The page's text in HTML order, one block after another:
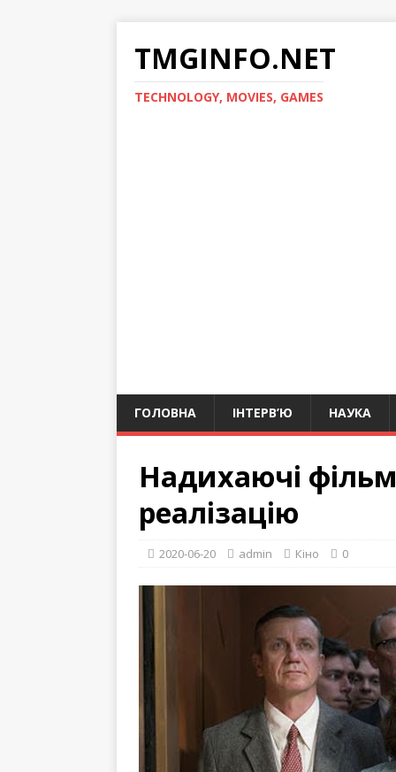
TMGINFO.NET
ТECHNOLOGY, MOVIES, GAMES
ГОЛОВНА ІНТЕРВ’Ю НАУКА
Надихаючі
реалізацію
2020-06-20 admin Кіно 0